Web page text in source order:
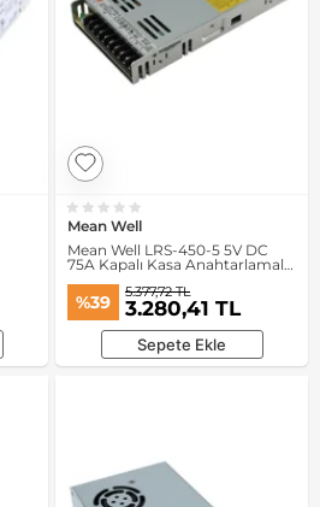
Mean Well
Mean Well LRS-450-5 5V DC
75A Kapalı Kasa Anahtarlamalı
%39 5.377,72 TL
3.280,41 TL
Sepete Ekle